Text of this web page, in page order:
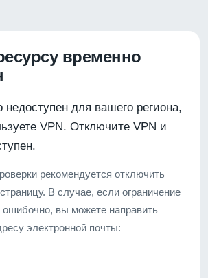
временно
для вашего региона,
VPN. Отключите VPN и
рекомендуется отключить
В случае, если ограничение
вы можете направить
электронной почты: